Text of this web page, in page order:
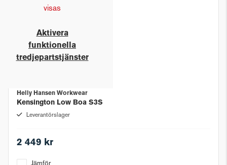
visas
Aktivera
funktionella
tredjepartstjänster
Helly Hansen Workwear
Kensington Low Boa S3S
Leverantörslager
2 449 kr